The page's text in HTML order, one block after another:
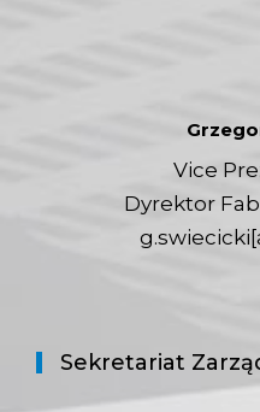
Vice
Dyrektor
Sekretariat